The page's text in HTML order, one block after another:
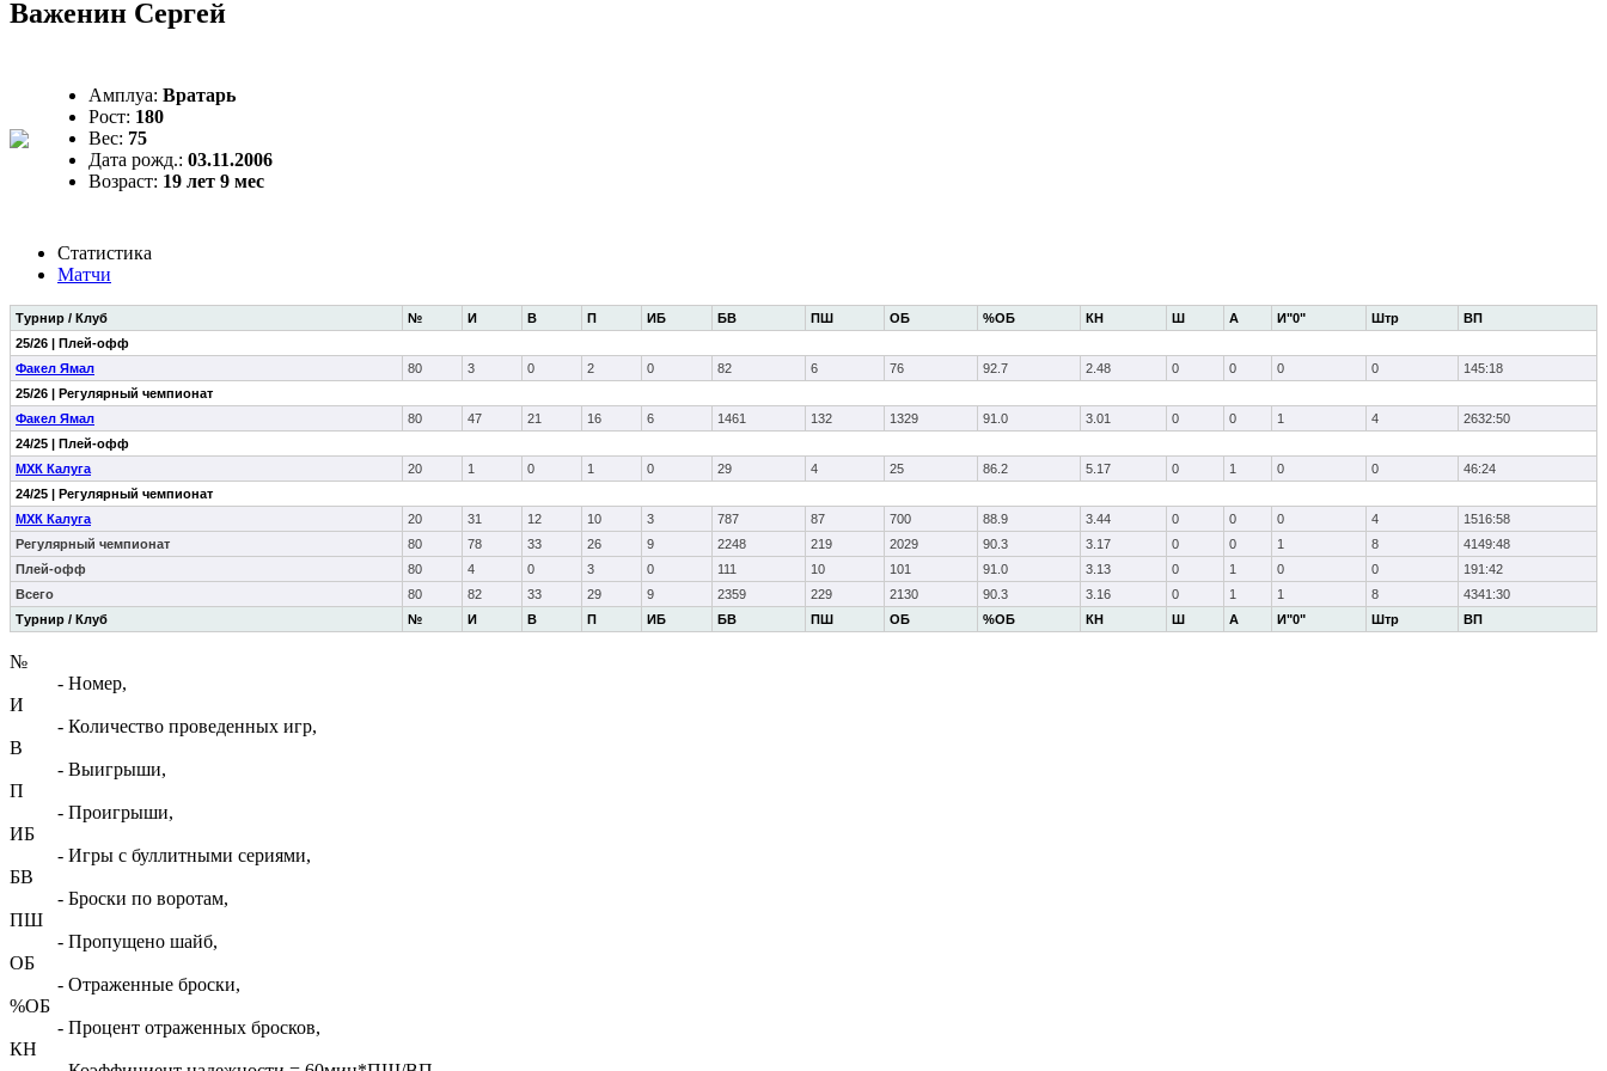
Важенин Сергей
Амплуа: Вратарь
Рост: 180
Вес: 75
Дата рожд.: 03.11.2006
Возраст: 19 лет 9 мес
Статистика
Матчи
Турнир / Клуб № И В П ИБ БВ ПШ ОБ %ОБ КН Ш А И"0" Штр ВП
Турнир / Клуб № И В П ИБ БВ ПШ ОБ %ОБ КН Ш А И"0" Штр ВП
25/26 | Плей-офф
Факел Ямал
80 3 0 2 0 82 6 76 92.7 2.48 0 0 0 0
145:18
25/26 | Регулярный чемпионат
Факел Ямал
80 47 21 16 6 1461 132 1329 91.0 3.01 0 0 1 4
2632:50
24/25 | Плей-офф
МХК Калуга
20 1 0 1 0 29 4 25 86.2 5.17 0 1 0 0
46:24
24/25 | Регулярный чемпионат
МХК Калуга
20 31 12 10 3 787 87 700 88.9 3.44 0 0 0 4
1516:58
Регулярный чемпионат
80 78 33 26 9 2248 219 2029 90.3 3.17 0 0 1 8
4149:48
Плей-офф
80 4 0 3 0 111 10 101 91.0 3.13 0 1 0 0
191:42
Всего
80 82 33 29 9 2359 229 2130 90.3 3.16 0 1 1 8 4341:30
№
- Номер,
И
- Количество проведенных игр,
В
- Выигрыши,
П
- Проигрыши,
ИБ
- Игры с буллитными сериями,
БВ
- Броски по воротам,
ПШ
- Пропущено шайб,
ОБ
- Отраженные броски,
%ОБ
- Процент отраженных бросков,
КН